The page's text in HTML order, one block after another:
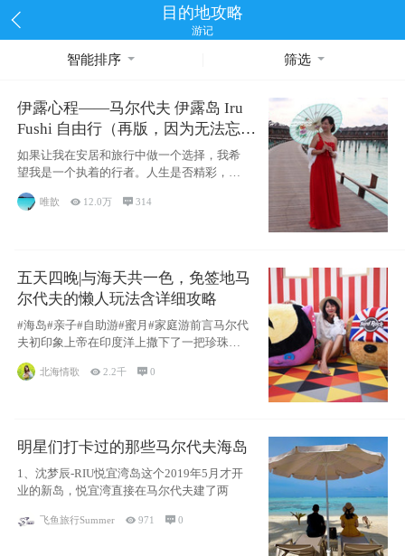
目的地攻略
游记
智能排序 筛选
伊露心程——马尔代夫 伊露岛 Iru
Fushi 自由行（再版，因为无法忘却
的留恋）
如果让我在安居和旅行中做一个选择，我希
望我是一个执着的行者。人生是否精彩，都
源于自己
唯歆  12.0万  314
五天四晚|与海天共一色，免签地马
尔代夫的懒人玩法含详细攻略
#海岛#亲子#自助游#蜜月#家庭游前言马尔代
夫初印象上帝在印度洋上撒下了一把珍珠，
北海情歌 2.2千 0
明星们打卡过的那些马尔代夫海岛
1、沈梦辰-RIU悦宜湾岛这个2019年5月才开
业的新岛，悦宜湾直接在马尔代夫建了两
飞鱼旅行Summer 971 0